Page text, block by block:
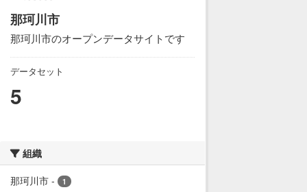
那珂川市
那珂川市のオープンデータサイトです
データセット
5
組織
那珂川市 - 1